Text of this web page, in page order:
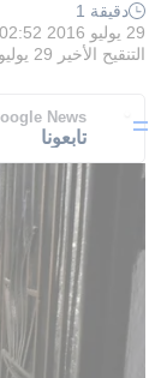
دقيقة 1
29 يوليو 2016 02:52 م
التنقيح الأخير 29 يوليو 2016 02:58 م
News
تابعونا